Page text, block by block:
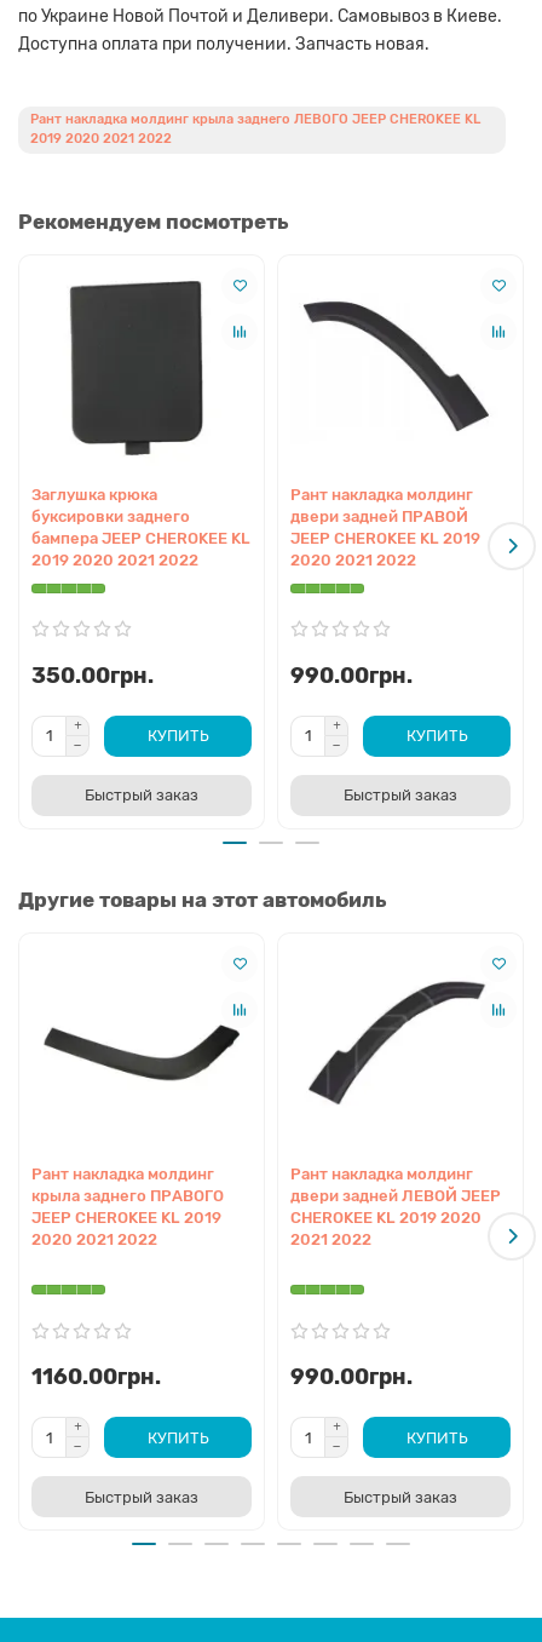
по Украине Новой Почтой и Деливери. Самовывоз в Киеве.
Доступна оплата при получении. Запчасть новая.
Рант накладка молдинг крыла заднего ЛЕВОГО JEEP CHEROKEE KL
2019 2020 2021 2022
Рекомендуем посмотреть
Заглушка крюка
буксировки заднего
бампера JEEP CHEROKEE KL
2019 2020 2021 2022
350.00грн.
КУПИТЬ
Быстрый заказ
Рант накладка молдинг
двери задней ПРАВОЙ
JEEP CHEROKEE KL 2019
2020 2021 2022
990.00грн.
КУПИТЬ
Быстрый заказ
Другие товары на этот автомобиль
Рант накладка молдинг
крыла заднего ПРАВОГО
JEEP CHEROKEE KL 2019
2020 2021 2022
1160.00грн.
КУПИТЬ
Быстрый заказ
Рант накладка молдинг
двери задней ЛЕВОЙ JEEP
CHEROKEE KL 2019 2020
2021 2022
990.00грн.
КУПИТЬ
Быстрый заказ